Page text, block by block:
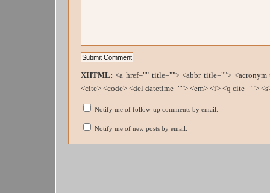
XHTML: <a href="" title=""> <abbr title="">
<cite> <code> <del datetime=""> <em> <i> <q cite="">
Notify me of follow-up comments by email.
Notify me of new posts by email.